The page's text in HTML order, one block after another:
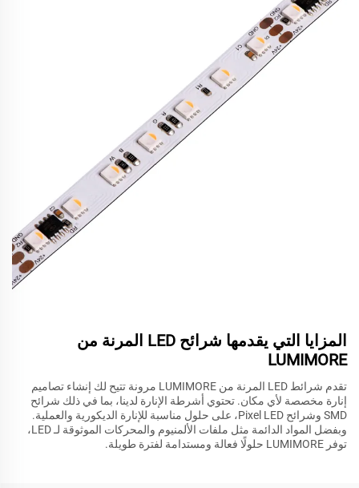
المزايا التي يقدمها شرائح LED المرنة من
LUMIMORE
تقدم شرائط LED المرنة من LUMIMORE مرونة تتيح لك إنشاء تصاميم
إنارة مخصصة لأي مكان. تحتوي أشرطة الإنارة لدينا، بما في ذلك شرائح
SMD وشرائح Pixel LED، على حلول مناسبة للإنارة الديكورية والعملية.
وبفضل المواد الدائمة مثل ملفات الألمنيوم والمحركات الموثوقة لـ LED،
توفر LUMIMORE حلولًا فعالة ومستدامة لفترة طويلة.